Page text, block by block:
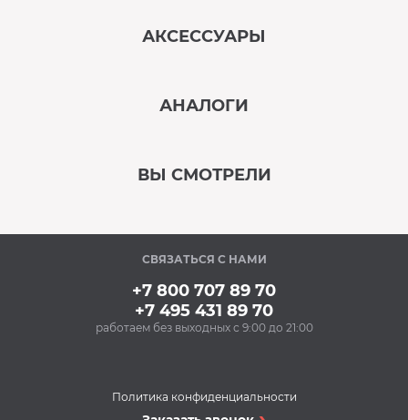
АКСЕССУАРЫ
подставки BON BN-
610-1 (1 компл.)
АНАЛОГИ
ВЫ СМОТРЕЛИ
В наличии
СВЯЗАТЬСЯ С НАМИ
+7 800 707 89 70
+7 495 431 89 70
работаем без выходных с 9:00 до 21:00
Политика конфиденциальности